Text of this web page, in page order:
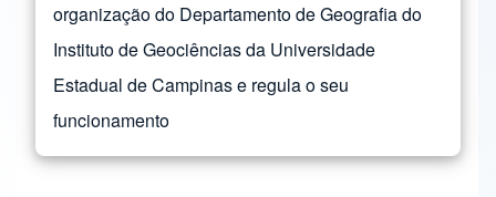
organização do Departamento de Geografia do
Instituto de Geociências da Universidade
Estadual de Campinas e regula o seu
funcionamento